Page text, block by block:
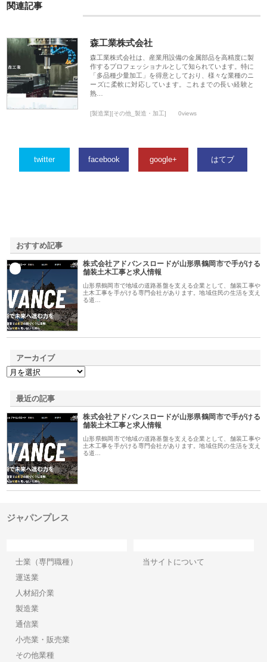
関連記事
森工業株式会社
森工業株式会社は、産業用設備の金属部品を高精度に製
作するプロフェッショナルとして知られています。特に
「多品種少量加工」を得意としており、様々な業種のニ
ーズに柔軟に対応しています。これまでの長い経験と
熟…
[製造業][その他_製造・加工] 0views
twitter facebook google+ はてブ
おすすめ記事
株式会社アドバンスロードが山形県鶴岡市で手がける
舗装土木工事と求人情報
山形県鶴岡市で地域の道路基盤を支える企業として、舗装工事や
土木工事を手がける専門会社があります。地域住民の生活を支え
る道…
アーカイブ
最近の記事
株式会社アドバンスロードが山形県鶴岡市で手がける
舗装土木工事と求人情報
山形県鶴岡市で地域の道路基盤を支える企業として、舗装工事や
土木工事を手がける専門会社があります。地域住民の生活を支え
る道…
ジャパンプレス
士業（専門職種）
運送業
人材紹介業
製造業
通信業
小売業・販売業
その他業種
当サイトについて